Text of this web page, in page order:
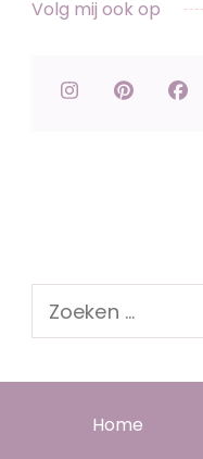
Volg mij ook op
Zoeken
naar:
Home